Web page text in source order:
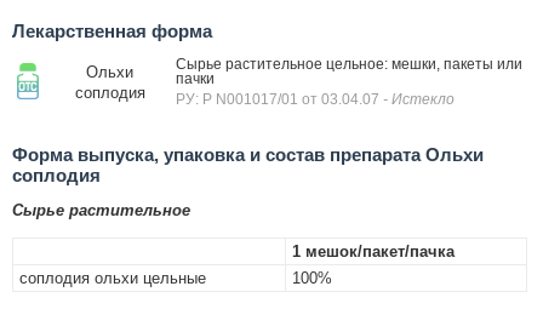
Лекарственная форма
Ольхи
соплодия
Сырье растительное цельное: мешки, пакеты или
пачки
РУ: Р N001017/01 от 03.04.07 - Истекло
Форма выпуска, упаковка и состав препарата Ольхи
соплодия
Сырье растительное
1 мешок/пакет/пачка
соплодия ольхи цельные
100%